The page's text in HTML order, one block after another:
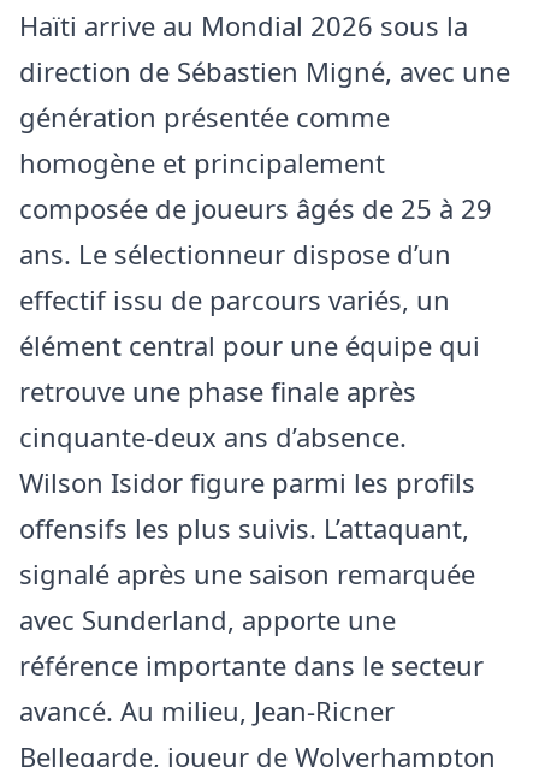
Haïti arrive au Mondial 2026 sous la
direction de Sébastien Migné, avec une
génération présentée comme
homogène et principalement
composée de joueurs âgés de 25 à 29
ans. Le sélectionneur dispose d’un
effectif issu de parcours variés, un
élément central pour une équipe qui
retrouve une phase finale après
cinquante-deux ans d’absence.
Wilson Isidor figure parmi les profils
offensifs les plus suivis. L’attaquant,
signalé après une saison remarquée
avec Sunderland, apporte une
référence importante dans le secteur
avancé. Au milieu, Jean-Ricner
Bellegarde, joueur de Wolverhampton